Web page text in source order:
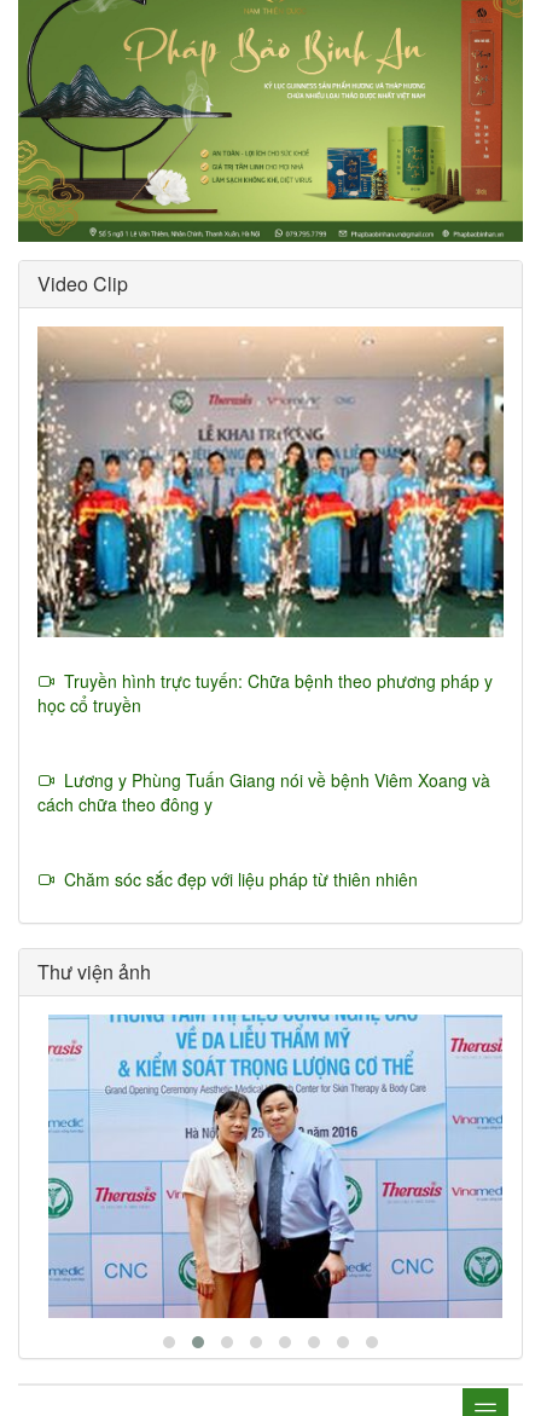
Video Clip
Truyền hình trực tuyến: Chữa bệnh theo phương pháp y
học cổ truyền
Lương y Phùng Tuấn Giang nói về bệnh Viêm Xoang và
cách chữa theo đông y
Chăm sóc sắc đẹp với liệu pháp từ thiên nhiên
Thư viện ảnh